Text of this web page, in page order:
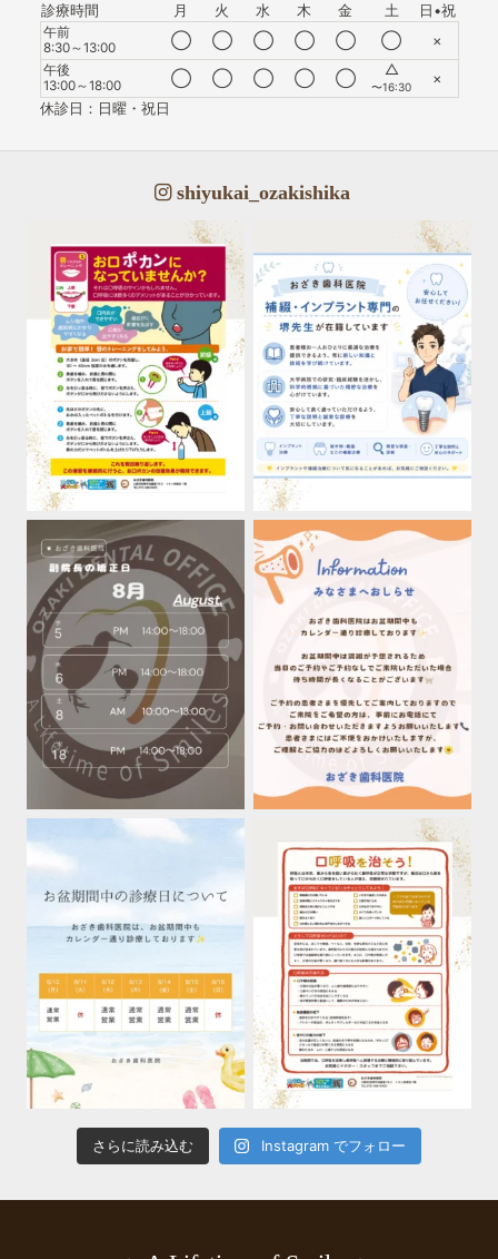
診療時間 月 火 水 木 金 土 日•祝
午前
8:30～13:00
◯ ◯ ◯ ◯ ◯ ◯ ×
午後
13:00～18:00
◯ ◯ ◯ ◯ ◯ △
〜16:30
×
休診日：日曜・祝日
shiyukai_ozakishika
さらに読み込む Instagram でフォロー